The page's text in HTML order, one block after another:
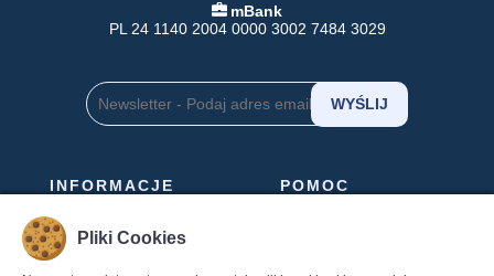
mBank
PL 24 1140 2004 0000 3002 7484 3029
INFORMACJE
Formy Płatności
Dostawa
Zwroty
POMOC
Polityka Prywatności
Pliki Cookies